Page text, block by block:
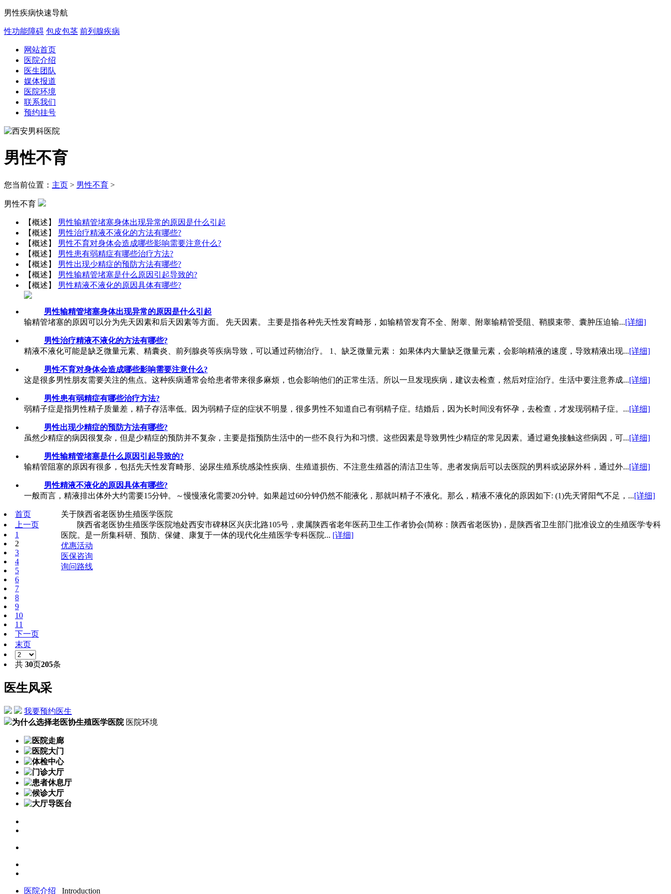
男性疾病快速导航
性功能障碍 包皮包茎 前列腺疾病
网站首页
医院介绍
医生团队
媒体报道
医院环境
联系我们
预约挂号
男性不育
您当前位置： 主页 > 男性不育 >
男性不育
【概述】 男性输精管堵塞身体出现异常的原因是什么引起
【概述】 男性治疗精液不液化的方法有哪些?
【概述】 男性不育对身体会造成哪些影响需要注意什么?
【概述】 男性患有弱精症有哪些治疗方法?
【概述】 男性出现少精症的预防方法有哪些?
【概述】 男性输精管堵塞是什么原因引起导致的?
【概述】 男性精液不液化的原因具体有哪些?
男性输精管堵塞身体出现异常的原因是什么引起
输精管堵塞的原因可以分为先天因素和后天因素等方面。 先天因素。 主要是指各种先天性发育畸形，如输精管发育不全、附睾、附睾输精管受阻、鞘膜束带、囊肿压迫输...[详细]
男性治疗精液不液化的方法有哪些?
精液不液化可能是缺乏微量元素、精囊炎、前列腺炎等疾病导致，可以通过药物治疗。 1、缺乏微量元素： 如果体内大量缺乏微量元素，会影响精液的速度，导致精液出现...[详细]
男性不育对身体会造成哪些影响需要注意什么?
这是很多男性朋友需要关注的焦点。这种疾病通常会给患者带来很多麻烦，也会影响他们的正常生活。所以一旦发现疾病，建议去检查，然后对症治疗。生活中要注意养成...[详细]
男性患有弱精症有哪些治疗方法?
弱精子症是指男性精子质量差，精子存活率低。因为弱精子症的症状不明显，很多男性不知道自己有弱精子症。结婚后，因为长时间没有怀孕，去检查，才发现弱精子症。...[详细]
男性出现少精症的预防方法有哪些?
虽然少精症的病因很复杂，但是少精症的预防并不复杂，主要是指预防生活中的一些不良行为和习惯。这些因素是导致男性少精症的常见因素。通过避免接触这些病因，可...[详细]
男性输精管堵塞是什么原因引起导致的?
输精管阻塞的原因有很多，包括先天性发育畸形、泌尿生殖系统感染性疾病、生殖道损伤、不注意生殖器的清洁卫生等。患者发病后可以去医院的男科或泌尿外科，通过外...[详细]
男性精液不液化的原因具体有哪些?
一般而言，精液排出体外大约需要15分钟。～慢慢液化需要20分钟。如果超过60分钟仍然不能液化，那就叫精子不液化。那么，精液不液化的原因如下: (1)先天肾阳气不足，...[详细]
首页
上一页
1
2
3
4
5
6
7
8
9
10
11
下一页
末页
共 30页205条
关于陕西省老医协生殖医学医院
陕西省老医协生殖医学医院地处西安市碑林区兴庆北路105号，隶属陕西省老年医药卫生工作者协会(简称：陕西省老医协)，是陕西省卫生部门批准设立的生殖医学专科
医院。是一所集科研、预防、保健、康复于一体的现代化生殖医学专科医院... [详细]
优惠活动
医保咨询
询问路线
医生风采
我要预约医生
为什么选择老医协生殖医学医院 医院环境
医院介绍 Introduction